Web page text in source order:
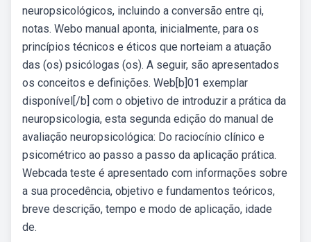
neuropsicológicos, incluindo a conversão entre qi,
notas. Webo manual aponta, inicialmente, para os
princípios técnicos e éticos que norteiam a atuação
das (os) psicólogas (os). A seguir, são apresentados
os conceitos e definições. Web[b]01 exemplar
disponível[/b] com o objetivo de introduzir a prática da
neuropsicologia, esta segunda edição do manual de
avaliação neuropsicológica: Do raciocínio clínico e
psicométrico ao passo a passo da aplicação prática.
Webcada teste é apresentado com informações sobre
a sua procedência, objetivo e fundamentos teóricos,
breve descrição, tempo e modo de aplicação, idade
de.